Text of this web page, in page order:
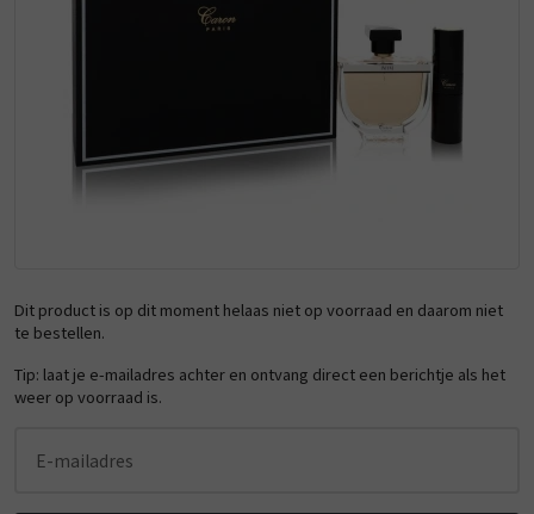
Dit product is op dit moment helaas niet op voorraad en daarom niet
te bestellen.
Tip: laat je e-mailadres achter en ontvang direct een berichtje als het
weer op voorraad is.
E-mailadres